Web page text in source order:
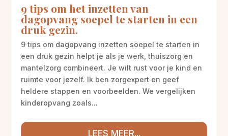
9 tips om het inzetten van
dagopvang soepel te starten in een
druk gezin.
9 tips om dagopvang inzetten soepel te starten in
een druk gezin helpt je als je werk, thuiszorg en
mantelzorg combineert. Je wilt rust voor je kind en
ruimte voor jezelf. Ik ben zorgexpert en geef
heldere stappen en voorbeelden. We vergelijken
kinderopvang zoals...
LEES MEER...
Gratis
kennismaking?
M
Neem vrijblijvend contact op!